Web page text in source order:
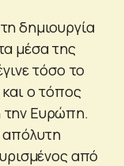
δημιουργία
μέσα της
τόσο το
ο τόπος
την Ευρώπη.
απόλυτη
από